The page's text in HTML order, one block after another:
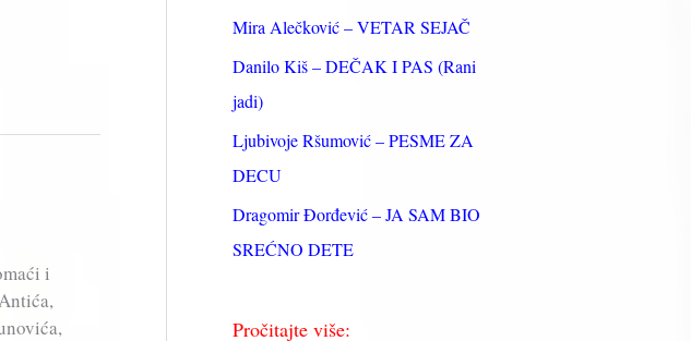
i
Mira Alečković – VETAR SEJAČ
Danilo Kiš – DEČAK I PAS (Rani
jadi)
Ljubivoje Ršumović – PESME ZA
DECU
Dragomir Đorđević – JA SAM BIO
SREĆNO DETE
Pročitajte više: